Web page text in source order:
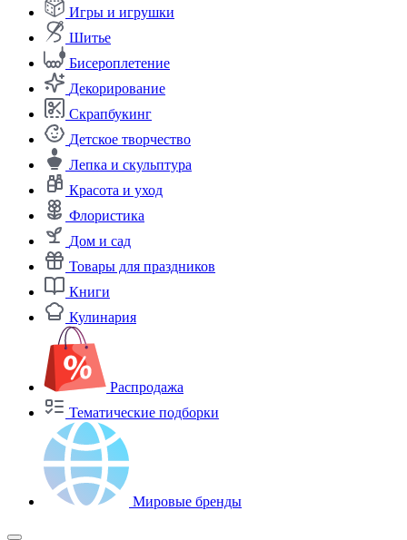
Игры и игрушки
Шитье
Бисероплетение
Декорирование
Скрапбукинг
Детское творчество
Лепка и скульптура
Красота и уход
Флористика
Дом и сад
Товары для праздников
Книги
Кулинария
Распродажа
Тематические подборки
Мировые бренды